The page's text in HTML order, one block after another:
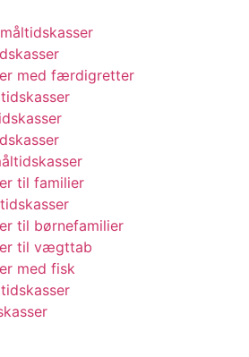
med færdigretter
til familier
til børnefamilier
til vægttab
med fisk